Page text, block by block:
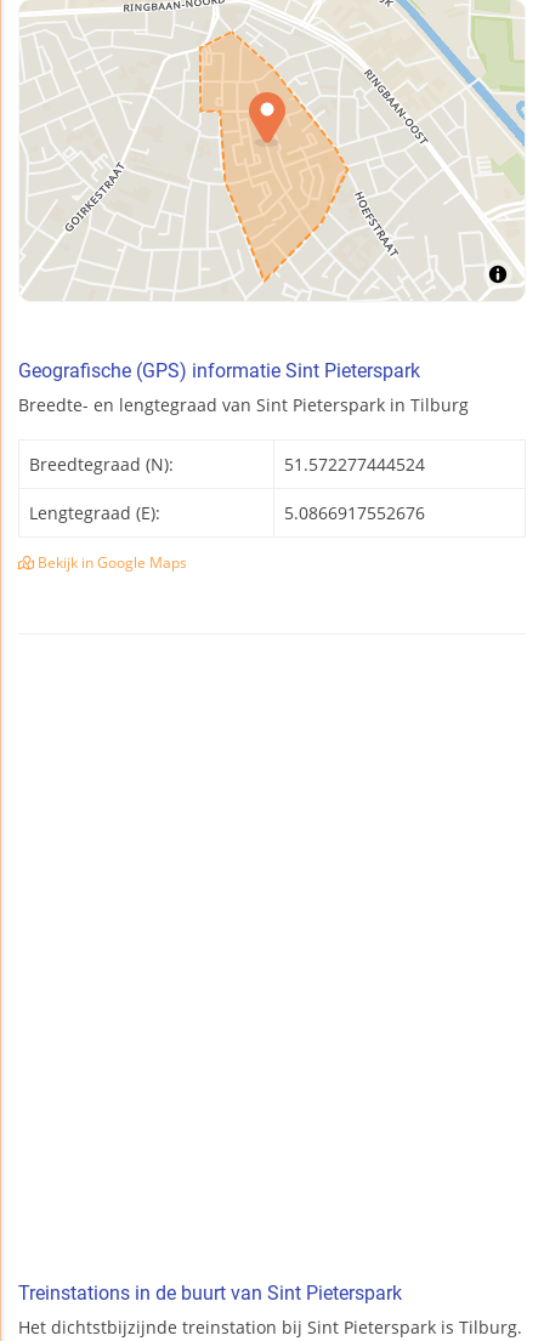
Geografische (GPS) informatie Sint Pieterspark
Breedte- en lengtegraad van Sint Pieterspark in Tilburg
Breedtegraad (N): 51.572277444524
Lengtegraad (E): 5.0866917552676
Bekijk in Google Maps
Treinstations in de buurt van Sint Pieterspark
Het dichtstbijzijnde treinstation bij Sint Pieterspark is Tilburg.